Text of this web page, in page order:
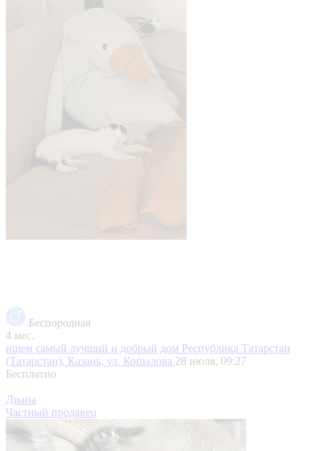
Беспородная
4 мес.
ищем самый лучший и добрый дом Республика Татарстан
(Татарстан), Казань, ул. Копылова 28 июля, 09:27
Бесплатно
Диана
Частный продавец